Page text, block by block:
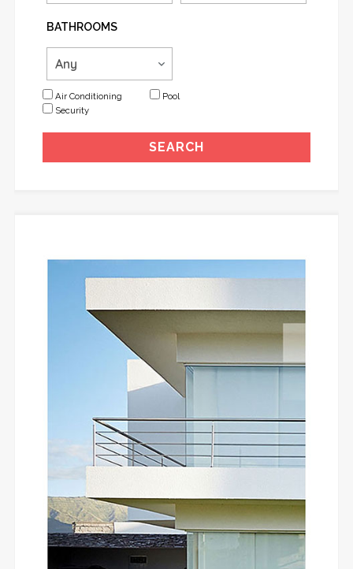
BATHROOMS
Air Conditioning
Pool
Security